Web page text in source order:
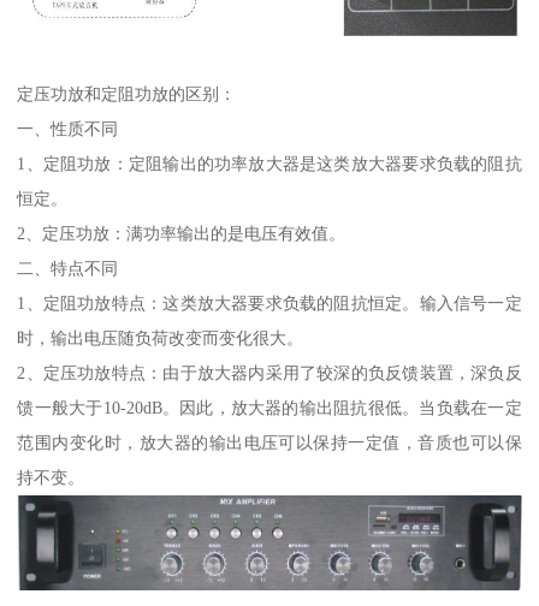
定压功放和定阻功放的区别：
一、性质不同
1、定阻功放：定阻输出的功率放大器是这类放大器要求负载的阻抗
恒定。
2、定压功放：满功率输出的是电压有效值。
二、特点不同
1、定阻功放特点：这类放大器要求负载的阻抗恒定。输入信号一定
时，输出电压随负荷改变而变化很大。
2、定压功放特点：由于放大器内采用了较深的负反馈装置，深负反
馈一般大于10-20dB。因此，放大器的输出阻抗很低。当负载在一定
范围内变化时，放大器的输出电压可以保持一定值，音质也可以保
持不变。